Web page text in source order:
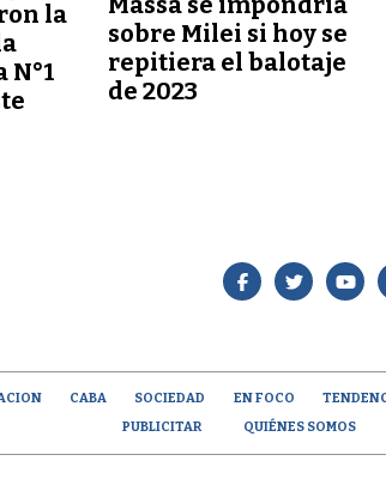
la
N°1
sobre Milei si hoy se
repitiera el balotaje
de 2023
CABA SOCIEDAD EN FOCO
PUBLICITAR
QUIÉNES SOMOS